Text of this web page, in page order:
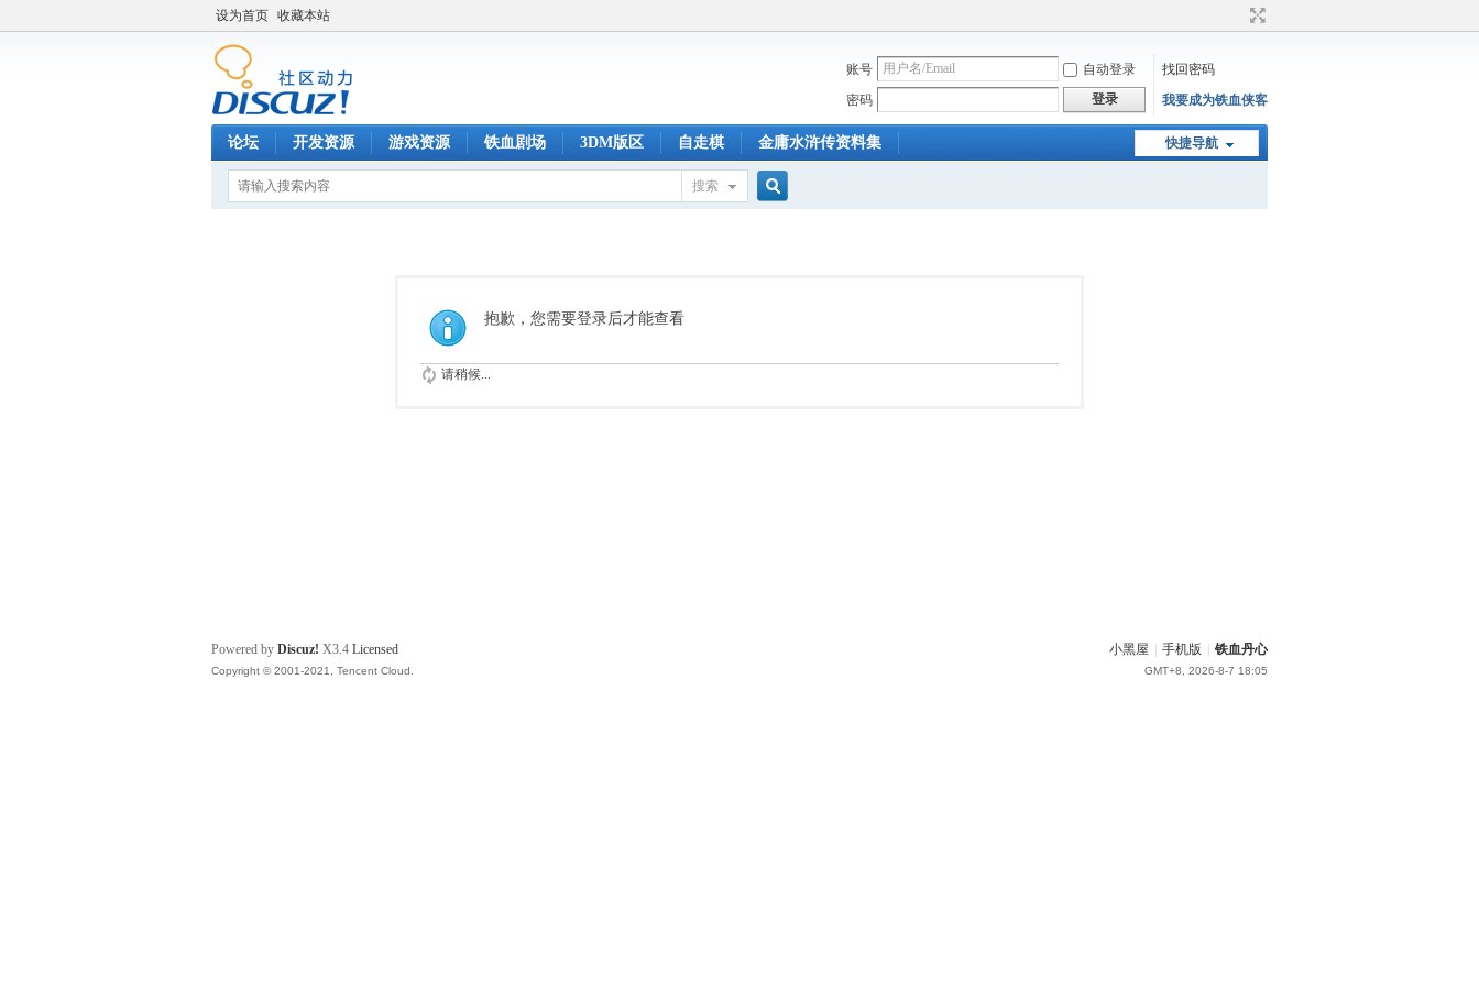
设为首页 收藏本站
账号 自动登录
找回密码
密码
登录 我要成为铁血侠客
快捷导航
论坛 开发资源 游戏资源 铁血剧场 3DM版区 自走棋 金庸水浒传资料集
搜索
抱歉，您需要登录后才能查看
请稍候...
小黑屋 手机版 铁血丹心
GMT+8, 2026-8-7 18:05
Powered by Discuz! X3.4 Licensed
Copyright © 2001-2021, Tencent Cloud.